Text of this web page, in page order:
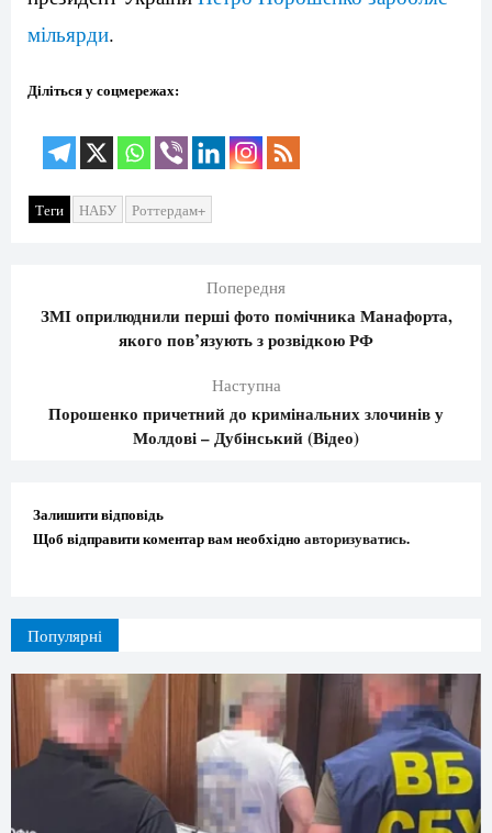
мільярди.
Діліться у соцмережах:
Теги НАБУ Роттердам+
Попередня
ЗМІ оприлюднили перші фото помічника Манафорта,
якого пов’язують з розвідкою РФ
Наступна
Порошенко причетний до кримінальних злочинів у
Молдові – Дубінський (Відео)
Залишити відповідь
Щоб відправити коментар вам необхідно авторизуватись.
Популярні